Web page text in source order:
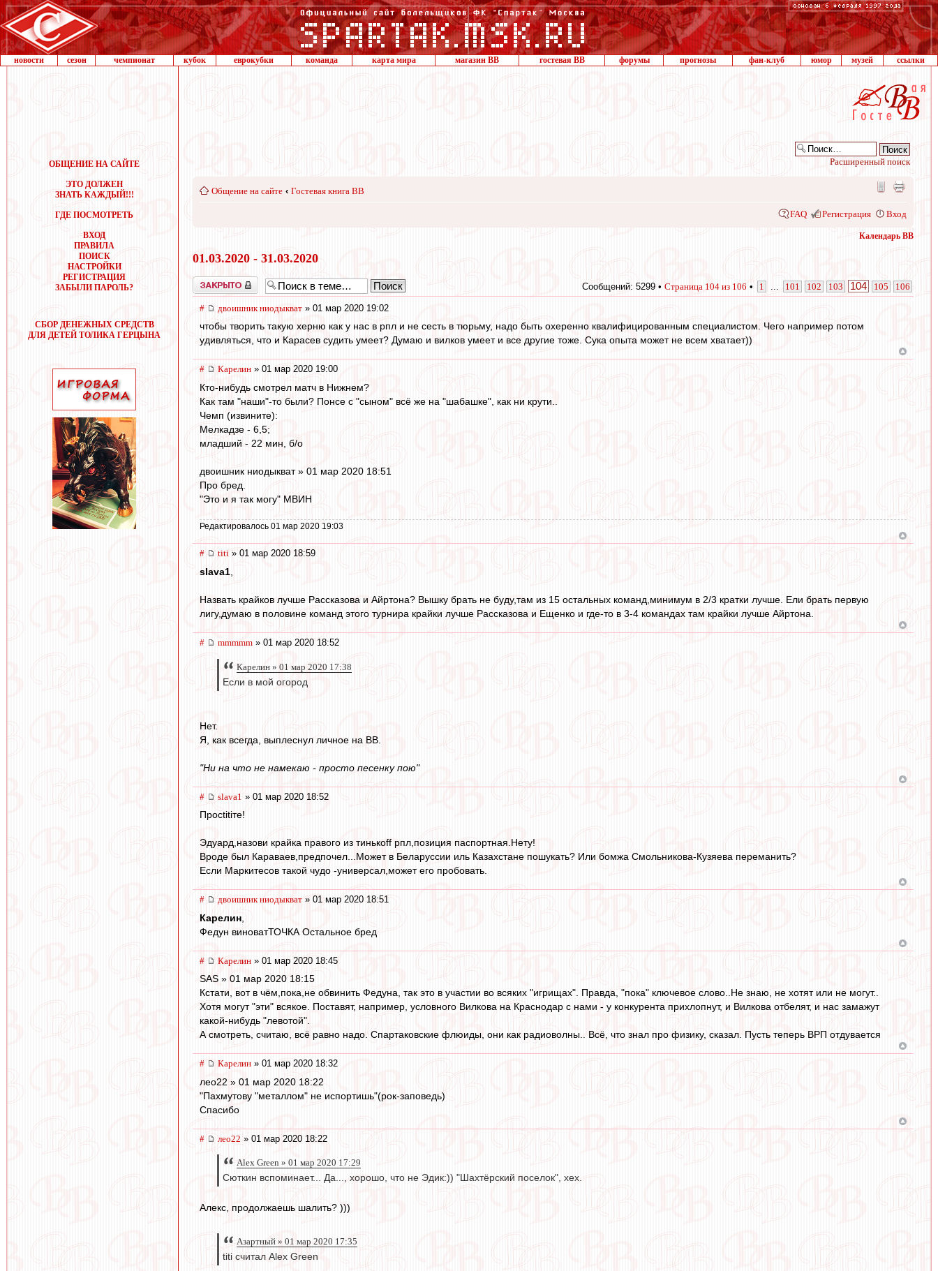
новости сезон чемпионат кубок еврокубки команда карта мира магазин ВВ гостевая ВВ форумы прогнозы фан-клуб юмор музей ссылки
ОБЩЕНИЕ НА САЙТЕ
ЭТО ДОЛЖЕН
ЗНАТЬ КАЖДЫЙ!!!
ГДЕ ПОСМОТРЕТЬ
ВХОД
ПРАВИЛА
ПОИСК
НАСТРОЙКИ
РЕГИСТРАЦИЯ
ЗАБЫЛИ ПАРОЛЬ?
СБОР ДЕНЕЖНЫХ СРЕДСТВ
ДЛЯ ДЕТЕЙ ТОЛИКА ГЕРЦЫНА
Расширенный поиск
Общение на сайте ‹ Гостевая книга ВВ
FAQ Регистрация Вход
Календарь ВВ
01.03.2020 - 31.03.2020
Закрыто Сообщений: 5299 • Страница 104 из 106 • 1 101 102 103 104 105 106
# двоишник ниодыкват » 01 мар 2020 19:02
чтобы творить такую херню как у нас в рпл и не сесть в тюрьму, надо быть охеренно квалифицированным специалистом. Чего например потом
удивляться, что и Карасев судить умеет? Думаю и вилков умеет и все другие тоже. Сука опыта может не всем хватает))
# Карелин » 01 мар 2020 19:00
Кто-нибудь смотрел матч в Нижнем?
Как там "наши"-то были? Понсе с "сыном" всё же на "шабашке", как ни крути..
Чемп (извините):
Мелкадзе - 6,5;
младший - 22 мин, б/о
двоишник ниодыкват » 01 мар 2020 18:51
Про бред.
"Это и я так могу" МВИН
Редактировалось 01 мар 2020 19:03
# titi » 01 мар 2020 18:59
slava1
Назвать крайков лучше Рассказова и Айртона? Вышку брать не буду,там из 15 остальных команд,минимум в 2/3 кратки лучше. Ели брать первую
лигу,думаю в половине команд этого турнира крайки лучше Рассказова и Ещенко и где-то в 3-4 командах там крайки лучше Айртона.
# mmmmm » 01 мар 2020 18:52
Карелин » 01 мар 2020 17:38
Если в мой огород
Нет.
Я, как всегда, выплеснул личное на ВВ.
"Ни на что не намекаю - просто песенку пою"
# slava1 » 01 мар 2020 18:52
Просtitiте!
Эдуард,назови крайка правого из тинькоff рпл,позиция паспортная.Нету!
Вроде был Караваев,предпочел...Может в Беларуссии иль Казахстане пошукать? Или бомжа Смольникова-Кузяева переманить?
Если Маркитесов такой чудо -универсал,может его пробовать.
# двоишник ниодыкват » 01 мар 2020 18:51
Карелин
Федун виноватТОЧКА Остальное бред
# Карелин » 01 мар 2020 18:45
SAS » 01 мар 2020 18:15
Кстати, вот в чём,пока,не обвинить Федуна, так это в участии во всяких "игрищах". Правда, "пока" ключевое слово..Не знаю, не хотят или не могут..
Хотя могут "эти" всякое. Поставят, например, условного Вилкова на Краснодар с нами - у конкурента прихлопнут, и Вилкова отбелят, и нас замажут
какой-нибудь "левотой".
А смотреть, считаю, всё равно надо. Спартаковские флюиды, они как радиоволны.. Всё, что знал про физику, сказал. Пусть теперь ВРП отдувается
# Карелин » 01 мар 2020 18:32
лео22 » 01 мар 2020 18:22
"Пахмутову "металлом" не испортишь"(рок-заповедь)
Спасибо
# лео22 » 01 мар 2020 18:22
Alex Green » 01 мар 2020 17:29
Сюткин вспоминает... Да..., хорошо, что не Эдик:)) "Шахтёрский поселок", хех.
Алекс, продолжаешь шалить? )))
Азартный » 01 мар 2020 17:35
titi считал Alex Green